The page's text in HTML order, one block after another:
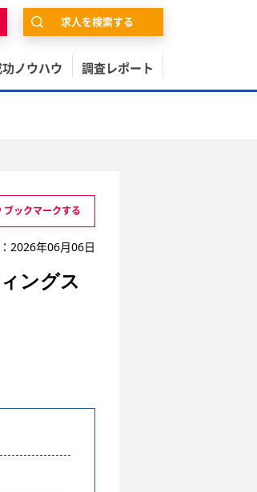
ノウハウ 調査レポート
求人を検索する
ブックマークする
2026年06月06日
ングス